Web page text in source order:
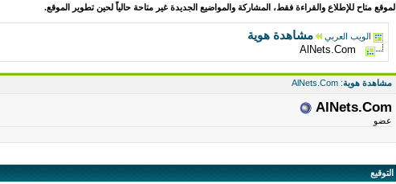
الموقع متاح للإطلاع والقراءة فقط، المشاركة والمواضيع الجديدة غير متاحة حالياً لحين تطوير الموقع.
الويب العربي مشاهدة هوية
مشاهدة هوية: AlNets.Com
AlNets.Com
عضو
التوقيع